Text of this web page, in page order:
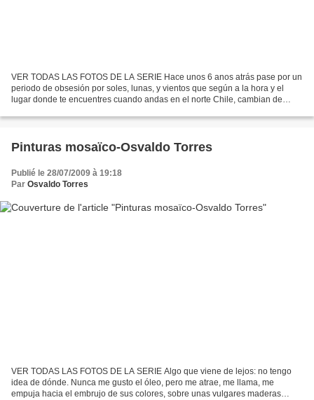
VER TODAS LAS FOTOS DE LA SERIE Hace unos 6 anos atrás pase por un
periodo de obsesión por soles, lunas, y vientos que según a la hora y el
lugar donde te encuentres cuando andas en el norte Chile, cambian de
Pinturas mosaïco-Osvaldo Torres
Publié le 28/07/2009 à 19:18
Par Osvaldo Torres
VER TODAS LAS FOTOS DE LA SERIE Algo que viene de lejos: no tengo
idea de dónde. Nunca me gusto el óleo, pero me atrae, me llama, me
empuja hacia el embrujo de sus colores, sobre unas vulgares maderas